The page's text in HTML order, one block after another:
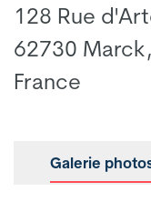
128 Rue
62730 Marck,
France
Galerie